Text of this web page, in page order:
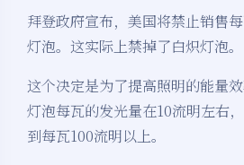
拜登政府宣布，美国将禁止销售
灯泡。这实际上禁掉了白炽灯泡。
这个决定是为了提高照明的能量
灯泡每瓦的发光量在10流明左右
到每瓦100流明以上。